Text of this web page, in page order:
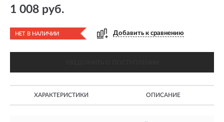
1 008 руб.
НЕТ В НАЛИЧИИ Добавить к сравнению
ХАРАКТЕРИСТИКИ ОПИСАНИЕ